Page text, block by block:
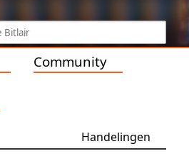
Community
Handelingen